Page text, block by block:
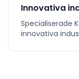
Innovativa
Specialiserade
innovativa